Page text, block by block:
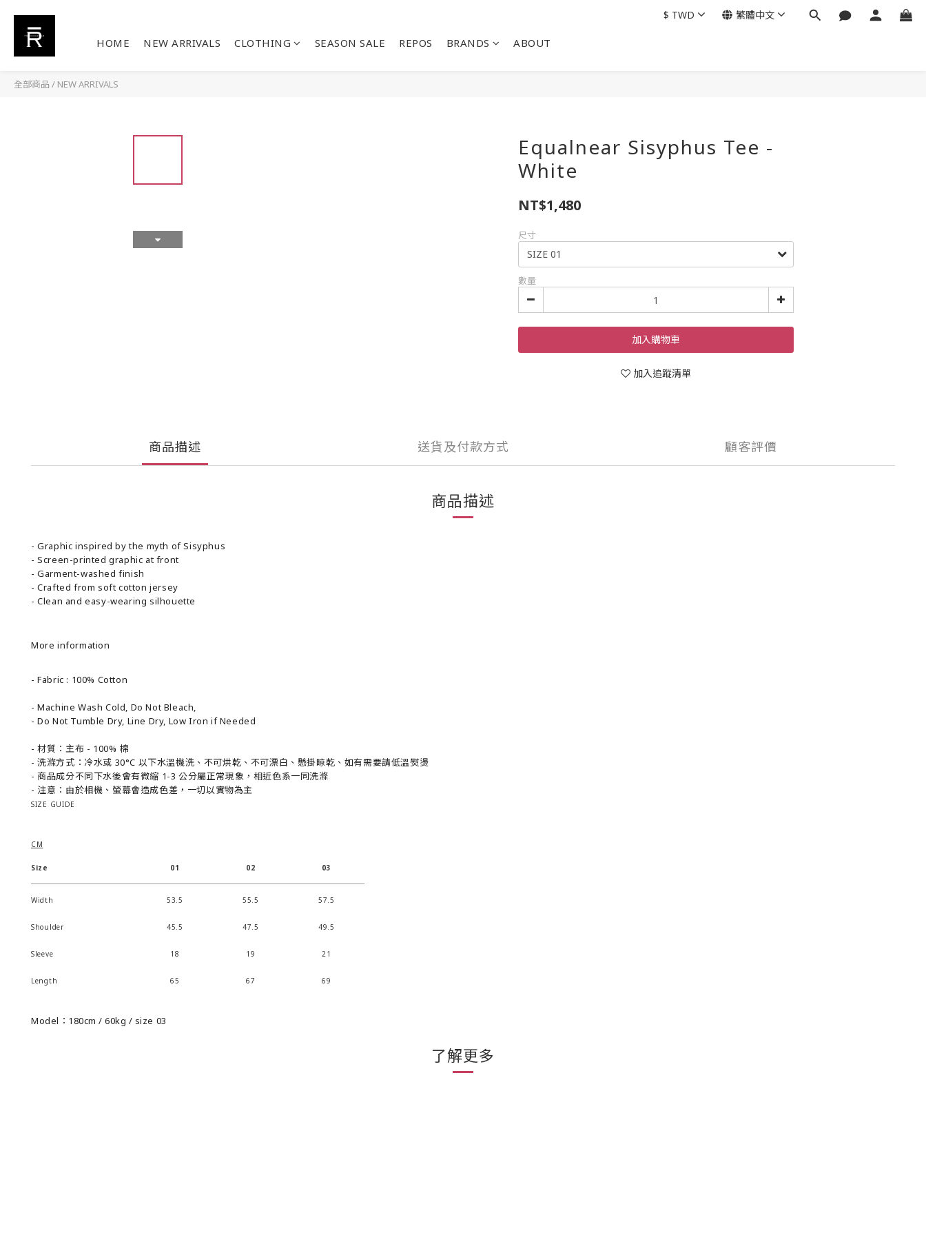
HOME NEW ARRIVALS CLOTHING SEASON SALE REPOS BRANDS ABOUT
$ TWD 繁體中文
全部商品 / NEW ARRIVALS
Equalnear Sisyphus Tee -
White
NT$1,480
尺寸
數量
加入購物車
加入追蹤清單
商品描述 送貨及付款方式 顧客評價
商品描述
- Graphic inspired by the myth of Sisyphus
- Screen-printed graphic at front
- Garment-washed finish
- Crafted from soft cotton jersey
- Clean and easy-wearing silhouette
More information
- Fabric : 100% Cotton
- Machine Wash Cold, Do Not Bleach,
- Do Not Tumble Dry, Line Dry, Low Iron if Needed
- 材質：主布 - 100% 棉
- 洗滌方式：冷水或 30°C 以下水溫機洗、不可烘乾、不可漂白、懸掛晾乾、如有需要請低溫熨燙
- 商品成分不同下水後會有微縮 1-3 公分屬正常現象，相近色系一同洗滌
- 注意：由於相機、螢幕會造成色差，一切以實物為主
SIZE GUIDE
CM
Size 01 02 03
Width 53.5 55.5 57.5
Shoulder 45.5 47.5 49.5
Sleeve 18 19 21
Length 65 67 69
Model：180cm / 60kg / size 03
了解更多